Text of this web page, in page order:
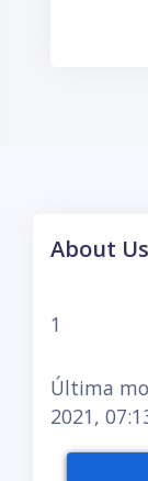
About Us
1
Última
2021,